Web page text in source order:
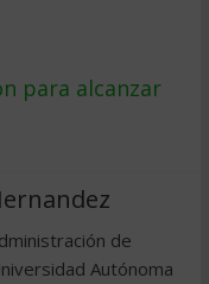
para alcanzar
de
Autónoma